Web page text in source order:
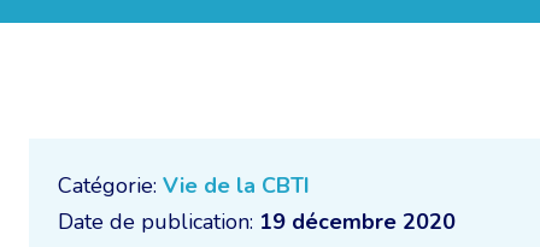
Catégorie: Vie de la CBTI
Date de publication: 19 décembre 2020